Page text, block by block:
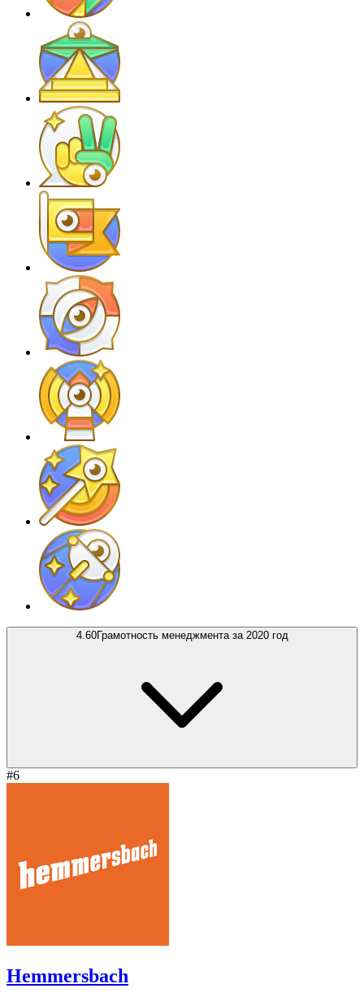
4.60Грамотность менеджмента за 2020 год
#6
Hemmersbach